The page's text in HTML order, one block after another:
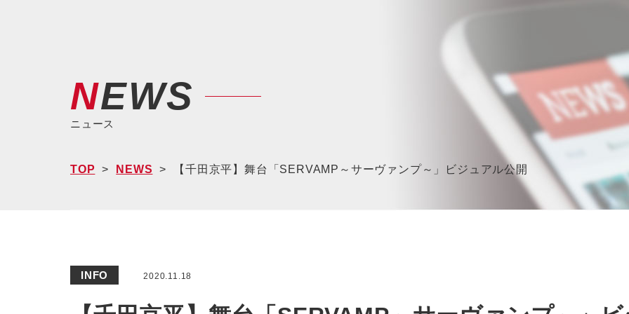
NEWS
ニュース
TOP NEWS 【千田京平】舞台「SERVAMP～サーヴァンプ～」ビジュアル公開
INFO 2020.11.18